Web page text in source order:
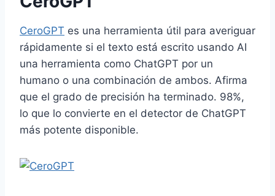
CeroGPT es una herramienta útil para averiguar
rápidamente si el texto está escrito usando AI
una herramienta como ChatGPT por un
humano o una combinación de ambos. Afirma
que el grado de precisión ha terminado. 98%,
lo que lo convierte en el detector de ChatGPT
más potente disponible.